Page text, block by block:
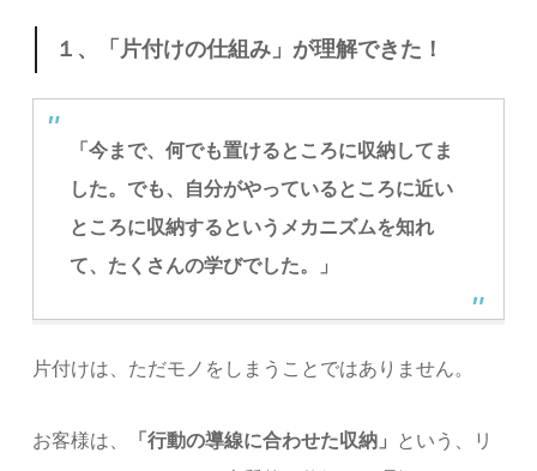
１、「片付けの仕組み」が理解できた！
「今まで、何でも置けるところに収納してま
した。でも、自分がやっているところに近い
ところに収納するというメカニズムを知れ
て、たくさんの学びでした。」
片付けは、ただモノをしまうことではありません。
お客様は、 「行動の導線に合わせた収納」
という、リ